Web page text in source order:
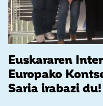
Euskararen
Europako
Saria irabazi du!